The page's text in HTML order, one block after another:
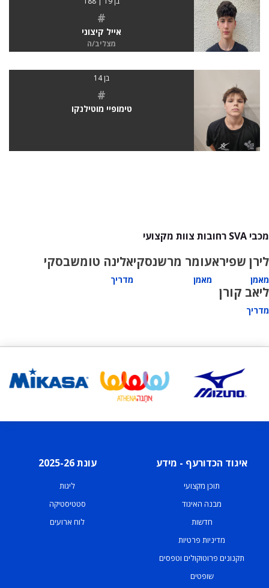
#
אייל קיצוני
מצליב/ה
בן 14
#
טימופיי מוטילנקו
מכבי SVA רחובות צוות מקצועי
לירן שפירא
מאמן
עומר מרשנסקי
מאמן
אלינה טומשבסקי
מדריך
ליאב קורן
מדריך
איגוד הכדורעף - מידע
תוכן מקצועי
מבנה האיגוד
חדשות
מדיניות פרטיות
תקנונים פרוטוקולים וטפסים
שופטים
עונת 2025-26
ליגות
סטטיסטיקה
לוח ארועים